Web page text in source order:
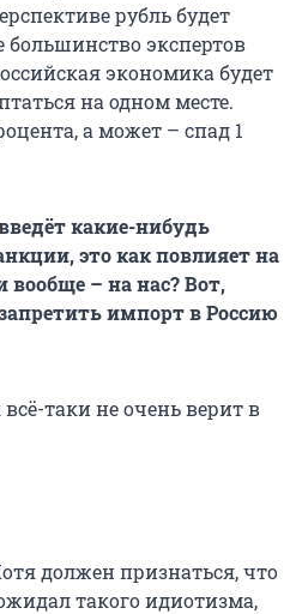
рубль будет
экспертов
экономика будет
на одном месте.
а может – спад 1
какие-нибудь
это как повлияет на
вообще – на нас? Вот,
импорт в Россию
таки не очень верит в
должен признаться, что
такого идиотизма,